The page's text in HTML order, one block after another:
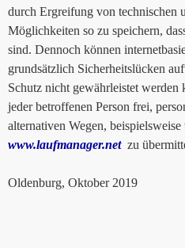
durch Ergreifung von technischen
Möglichkeiten so zu speichern,
sind. Dennoch können
grundsätzlich Sicherheitslücken
Schutz nicht gewährleistet werden
jeder betroffenen Person frei,
alternativen Wegen, beispielsweise
www.laufmanager.netzu
Oldenburg, Oktober 2019